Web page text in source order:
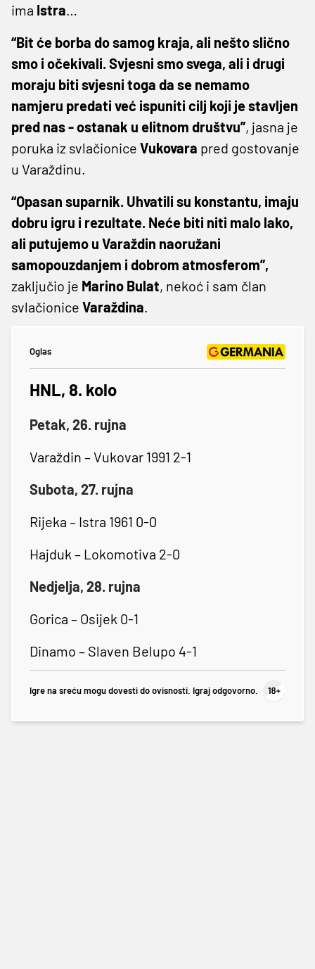
ima Istra…
“Bit će borba do samog kraja, ali nešto slično
smo i očekivali. Svjesni smo svega, ali i drugi
moraju biti svjesni toga da se nemamo
namjeru predati već ispuniti cilj koji je stavljen
pred nas - ostanak u elitnom društvu”, jasna je
poruka iz svlačionice Vukovara pred gostovanje
u Varaždinu.
“Opasan suparnik. Uhvatili su konstantu, imaju
dobru igru i rezultate. Neće biti niti malo lako,
ali putujemo u Varaždin naoružani
samopouzdanjem i dobrom atmosferom”,
zaključio je Marino Bulat, nekoć i sam član
svlačionice Varaždina.
Oglas
HNL, 8. kolo
Petak, 26. rujna
Varaždin – Vukovar 1991 2-1
Subota, 27. rujna
Rijeka – Istra 1961 0-0
Hajduk – Lokomotiva 2-0
Nedjelja, 28. rujna
Gorica – Osijek 0-1
Dinamo – Slaven Belupo 4-1
Igre na sreću mogu dovesti do ovisnosti. Igraj odgovorno.